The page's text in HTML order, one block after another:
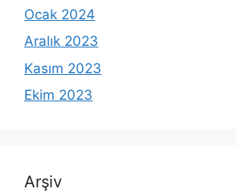
Ocak 2024
Aralık 2023
Kasım 2023
Ekim 2023
Arşiv